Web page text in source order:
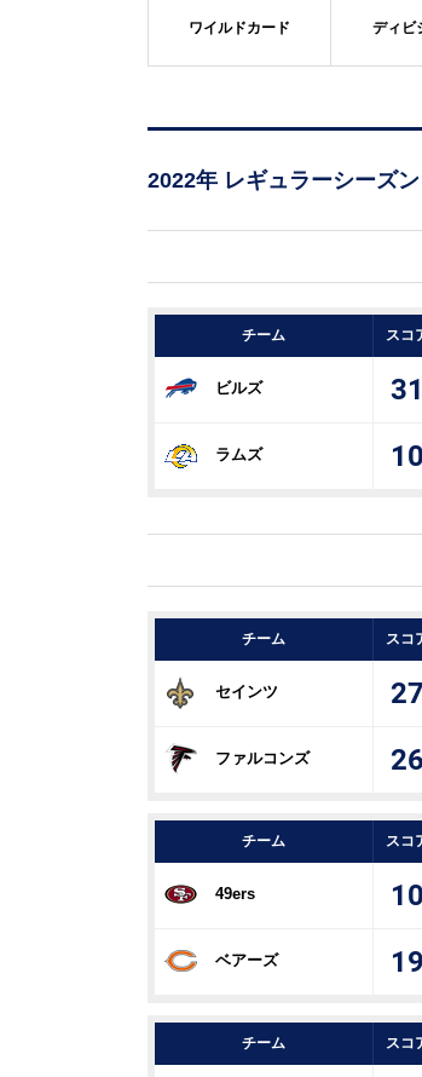
ワイルドカード ディビ
2022年 レギュラーシーズ
チーム スコ
ビルズ 31
ラムズ 10
チーム スコ
セインツ 27
ファルコンズ 26
チーム スコ
49ers 10
ベアーズ 19
チーム スコ